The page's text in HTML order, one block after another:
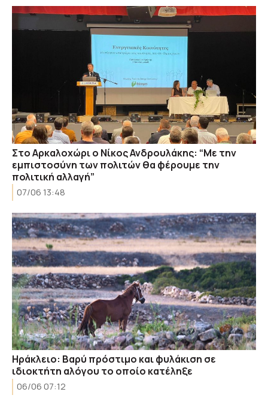
Στο Αρκαλοχώρι ο Νίκος Ανδρουλάκης: “Με την
εμπιστοσύνη των πολιτών θα φέρουμε την
πολιτική αλλαγή”
07/06 13:48
Ηράκλειο: Βαρύ πρόστιμο και φυλάκιση σε
ιδιοκτήτη αλόγου το οποίο κατέληξε
06/06 07:12